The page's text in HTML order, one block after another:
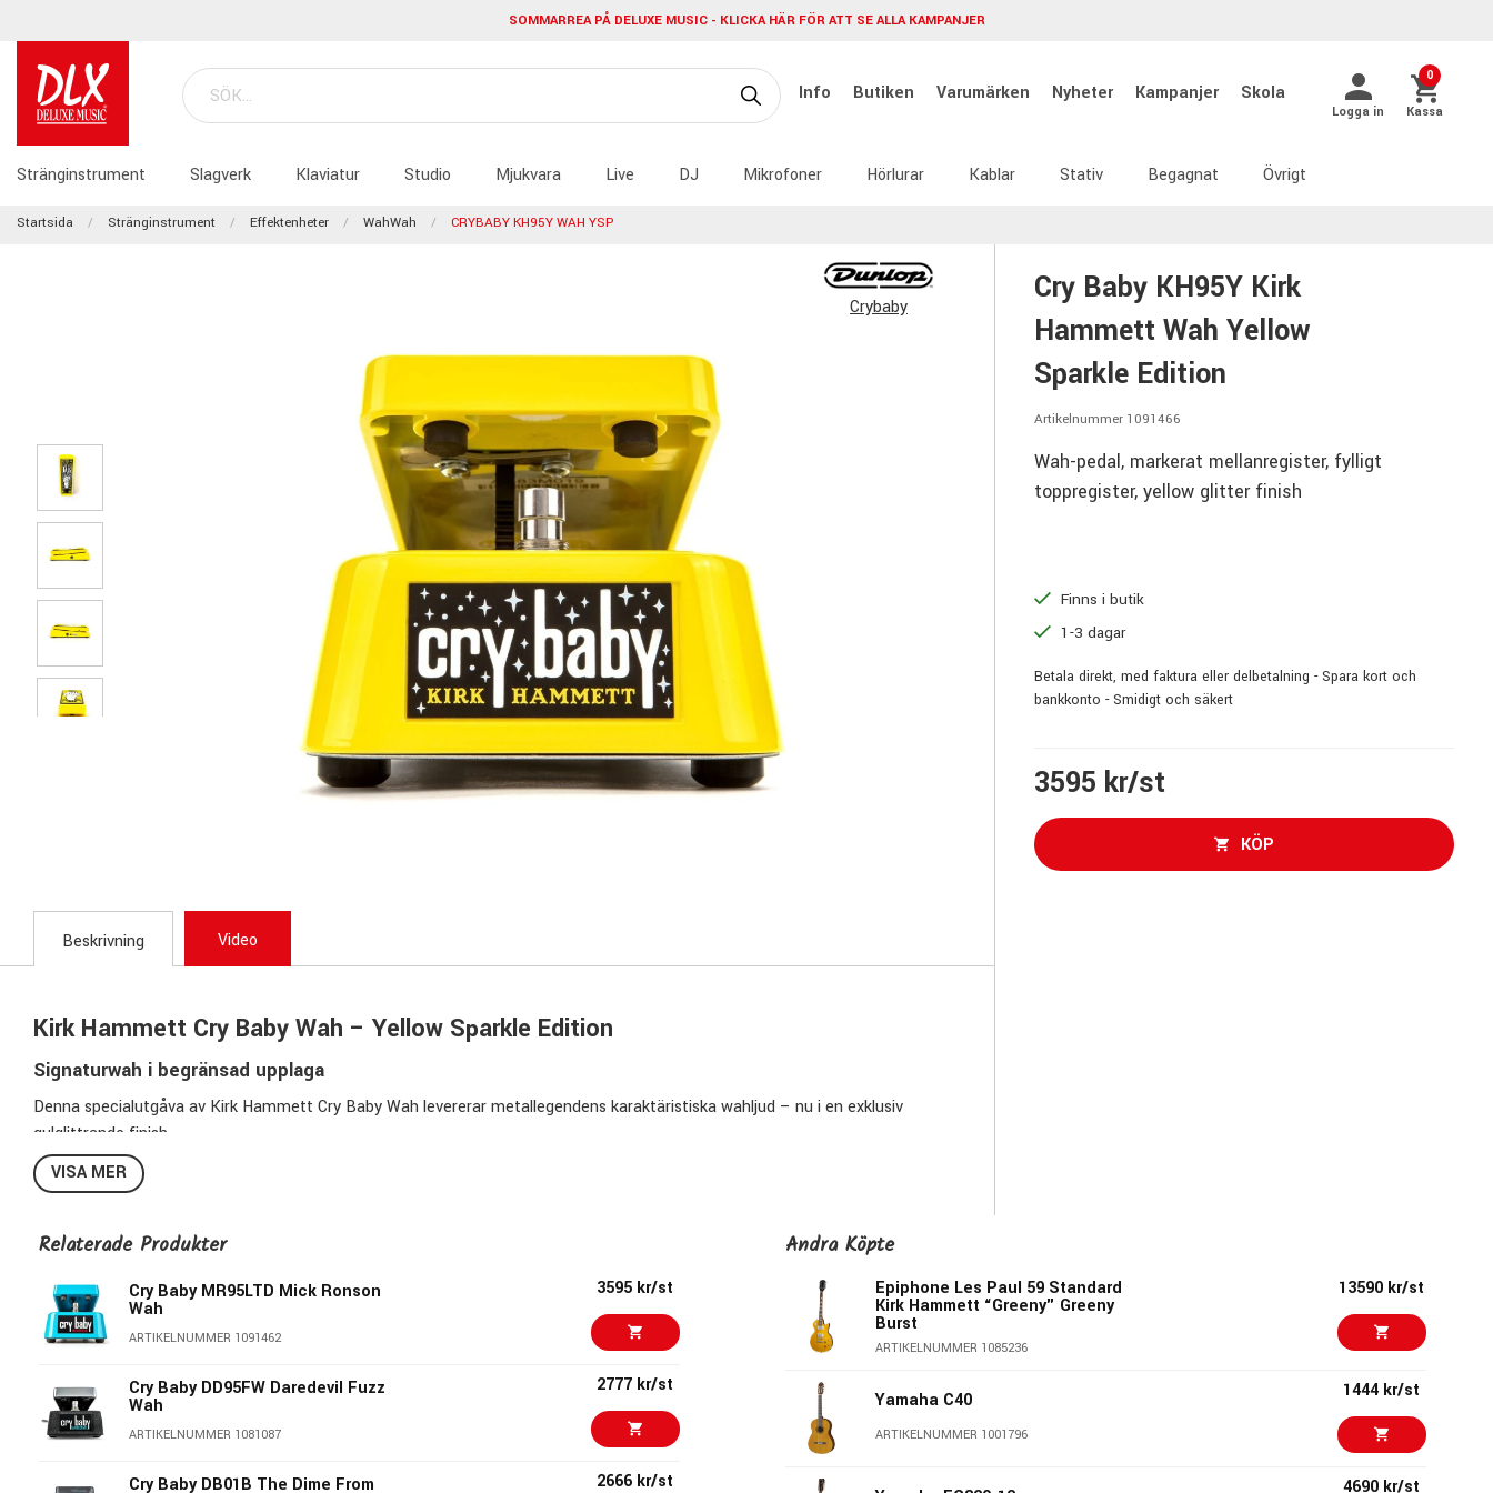
SOMMARREA PÅ DELUXE MUSIC - KLICKA HÄR FÖR ATT SE ALLA KAMPANJER
Info Butiken Varumärken Nyheter Kampanjer Skola
Logga in
0
Kassa
Stränginstrument Slagverk Klaviatur Studio Mjukvara Live DJ Mikrofoner Hörlurar Kablar Stativ Begagnat Övrigt
Startsida Stränginstrument Effektenheter WahWah CRYBABY KH95Y WAH YSP
Crybaby
Cry Baby KH95Y Kirk
Hammett Wah Yellow
Sparkle Edition
Artikelnummer 1091466
Wah-pedal, markerat mellanregister, fylligt
toppregister, yellow glitter finish
Finns i butik
1-3 dagar
Betala direkt, med faktura eller delbetalning - Spara kort och
bankkonto - Smidigt och säkert
3595 kr/st
KÖP
Beskrivning Video
Kirk Hammett Cry Baby Wah – Yellow Sparkle Edition
Signaturwah i begränsad upplaga
Denna specialutgåva av Kirk Hammett Cry Baby Wah levererar metallegendens karaktäristiska wahljud – nu i en exklusiv
gulglittrande finish.
Pedalen bygger på Kirks egna inställningar från Cry Baby Rack Wah och återskapar det sound han använde för att definiera
Klassiskt uttryck med jämn respons
Pedalen har en jämn respons från häl till tå med ett kraftfullt mellanregister och ett fylligt, genomträngande toppregister. Det
gör den perfekt för snabba, melodiska fraseringar ovanpå tunga riff – precis som Hammett själv använder den på scen och i
studio.
Ett stycke metalhistoria
Med sin unika ljudprofil och speciella finish är denna version inte bara ett verktyg – den är även ett samlarobjekt. Den
VISA MER
Relaterade Produkter
Cry Baby MR95LTD Mick Ronson
Wah
ARTIKELNUMMER 1091462
3595 kr/st
Cry Baby DD95FW Daredevil Fuzz
Wah
ARTIKELNUMMER 1081087
2777 kr/st
Cry Baby DB01B The Dime From 2666 kr/st
Andra Köpte
Epiphone Les Paul 59 Standard
Kirk Hammett “Greeny" Greeny
Burst
ARTIKELNUMMER 1085236
13590 kr/st
Yamaha C40
ARTIKELNUMMER 1001796
1444 kr/st
4690 kr/st